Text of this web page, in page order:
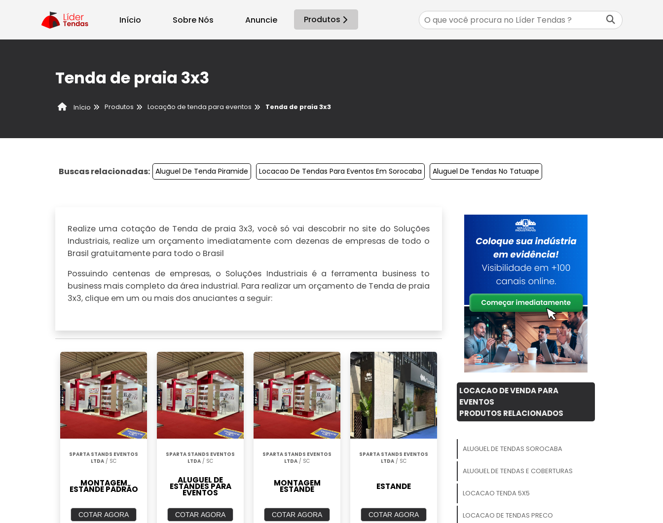
Início Sobre Nós Anuncie Produtos
Tenda de praia 3x3
Início Produtos Locação de tenda para eventos Tenda de praia 3x3
Buscas relacionadas: Aluguel De Tenda Piramide Locacao De Tendas Para Eventos Em Sorocaba Aluguel De Tendas No Tatuape
Realize uma cotação de Tenda de praia 3x3, você só vai descobrir no site do Soluções
Industriais, realize um orçamento imediatamente com dezenas de empresas de todo o
Brasil gratuitamente para todo o Brasil
Possuindo centenas de empresas, o Soluções Industriais é a ferramenta business to
business mais completo da área industrial. Para realizar um orçamento de Tenda de praia
3x3, clique em um ou mais dos anuciantes a seguir:
SPARTA STANDS EVENTOS
LTDA / SC
MONTAGEM
ESTANDE PADRÃO
COTAR AGORA
SPARTA STANDS EVENTOS
LTDA / SC
ALUGUEL DE
ESTANDES PARA
EVENTOS
COTAR AGORA
SPARTA STANDS EVENTOS
LTDA / SC
MONTAGEM
ESTANDE
COTAR AGORA
SPARTA STANDS EVENTOS
LTDA / SC
ESTANDE
COTAR AGORA
LOCACAO DE VENDA PARA
EVENTOS
PRODUTOS RELACIONADOS
ALUGUEL DE TENDAS SOROCABA
ALUGUEL DE TENDAS E COBERTURAS
LOCACAO TENDA 5X5
LOCACAO DE TENDAS PRECO